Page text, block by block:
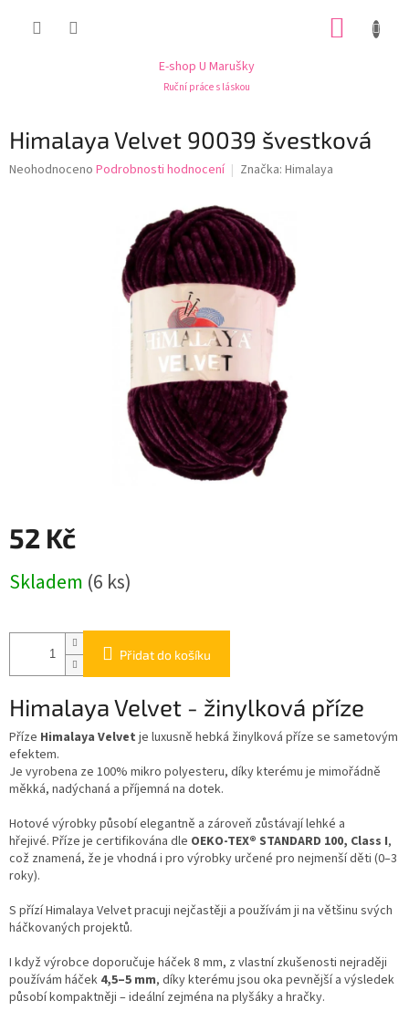
E-shop U Marušky
Ruční práce s láskou
Himalaya Velvet 90039 švestková
Průměrné
Neohodnoceno Podrobnosti hodnocení Značka: Himalaya
52 Kč
cena:
Skladem (6 ks)
Přidat do košíku
Himalaya Velvet - žinylková příze
Příze Himalaya Velvet je luxusně hebká žinylková příze se sametovým
efektem.
Je vyrobena ze 100% mikro polyesteru, díky kterému je mimořádně
měkká, nadýchaná a příjemná na dotek.
Hotové výrobky působí elegantně a zároveň zůstávají lehké a
hřejivé. Příze je certifikována dle OEKO-TEX® STANDARD 100, Class I,
což znamená, že je vhodná i pro výrobky určené pro nejmenší děti (0–3
roky).
S přízí Himalaya Velvet pracuji nejčastěji a používám ji na většinu svých
háčkovaných projektů.
I když výrobce doporučuje háček 8 mm, z vlastní zkušenosti nejraději
používám háček 4,5–5 mm, díky kterému jsou oka pevnější a výsledek
působí kompaktněji – ideální zejména na plyšáky a hračky.